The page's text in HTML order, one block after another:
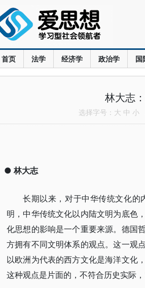
首页 法学 经济学 政治学 国
林大志
选择字号： 大 中 小
●林大志
长期以来，对于中华传统文化的
明，中华传统文化以内陆文明为底色
化思想的影响是一个重要来源。德国
方拥有不同文明体系的观点。这一观
以欧洲为代表的西方文化是海洋文化
这种观点是片面的，不符合历史实际